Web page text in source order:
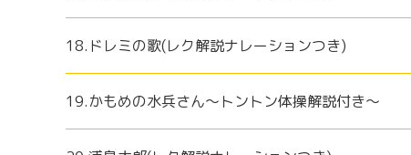
18.ドレミの歌(レク解説ナレーションつき)
19.かもめの水兵さん～トントン体操解説付き～